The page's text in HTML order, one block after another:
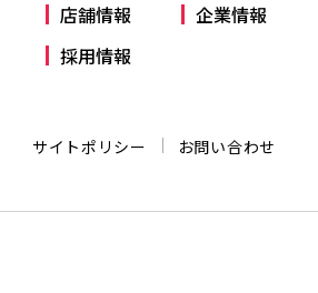
店舗情報
企業情報
採用情報
サイトポリシー お問い合わせ